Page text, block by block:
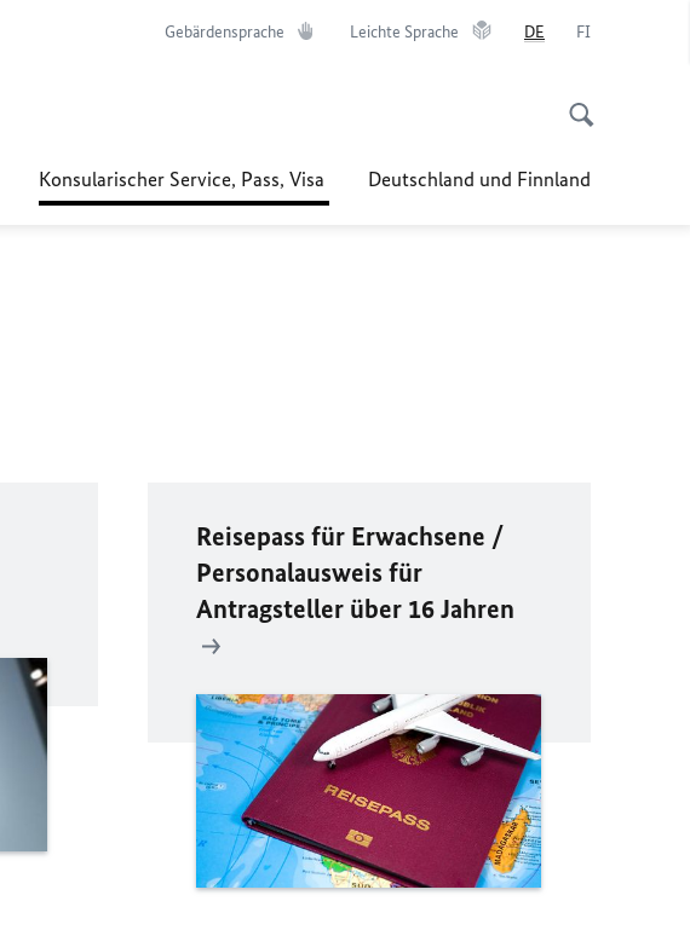
Gebärdensprache Leichte Sprache DE FI
Konsularischer Service, Pass, Visa Deutschland und Finnland
Reisepass für Erwachsene /
Personalausweis für
Antragsteller über 16 Jahren